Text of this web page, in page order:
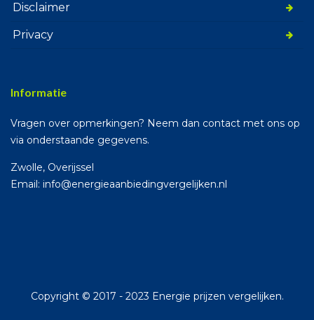
Disclaimer
Privacy
Informatie
Vragen over opmerkingen? Neem dan contact met ons op
via onderstaande gegevens.
Zwolle, Overijssel
Email: info@energieaanbiedingvergelijken.nl
Copyright © 2017 - 2023 Energie prijzen vergelijken.